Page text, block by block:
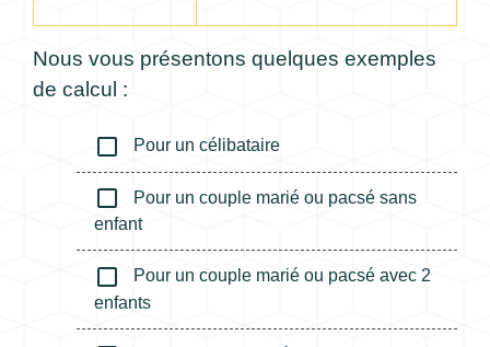
Nous vous présentons quelques exemples
de calcul :
check_box_outline_blank Pour un célibataire
check_box_outline_blank
Pour un couple marié ou pacsé sans
enfant
check_box_outline_blank
Pour un couple marié ou pacsé avec 2
enfants